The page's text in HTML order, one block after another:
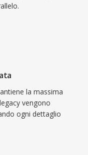
la massima
vengono
ogni dettaglio